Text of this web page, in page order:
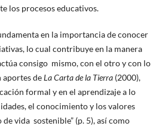
los procesos educativos.
en la importancia de conocer
lo cual contribuye en la manera
consigo mismo, con el otro y con lo
aportes deLa Carta de la Tierra(2000),
formal y en el aprendizaje a lo
el conocimiento y los valores
vida sostenible” (p. 5), así como